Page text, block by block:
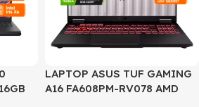
LAPTOP ASUS TUF GAMING
A16 FA608PM-RV078 AMD